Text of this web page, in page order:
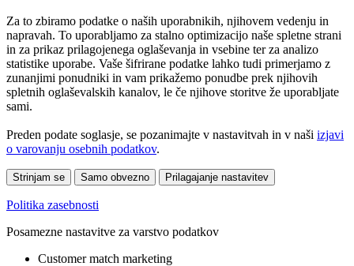
Za to zbiramo podatke o naših uporabnikih, njihovem vedenju in
napravah. To uporabljamo za stalno optimizacijo naše spletne strani
in za prikaz prilagojenega oglaševanja in vsebine ter za analizo
statistike uporabe. Vaše šifrirane podatke lahko tudi primerjamo z
zunanjimi ponudniki in vam prikažemo ponudbe prek njihovih
spletnih oglaševalskih kanalov, le če njihove storitve že uporabljate
sami.
Preden podate soglasje, se pozanimajte v nastavitvah in v naši izjavi
o varovanju osebnih podatkov.
Strinjam se Samo obvezno Prilagajanje nastavitev
Politika zasebnosti
Posamezne nastavitve za varstvo podatkov
Customer match marketing